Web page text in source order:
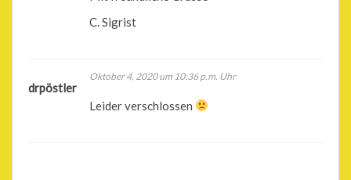
C. Sigrist
drpöstler
Oktober 4, 2020 um 10:36 p.m. Uhr
Leider verschlossen